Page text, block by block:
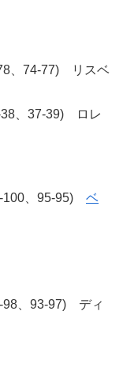
、74-77) リスベ
、37-39) ロレ
100、95-95) ベ
98、93-97) ディ